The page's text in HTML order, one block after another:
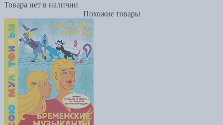
Товара нет в наличии
Похожие товары